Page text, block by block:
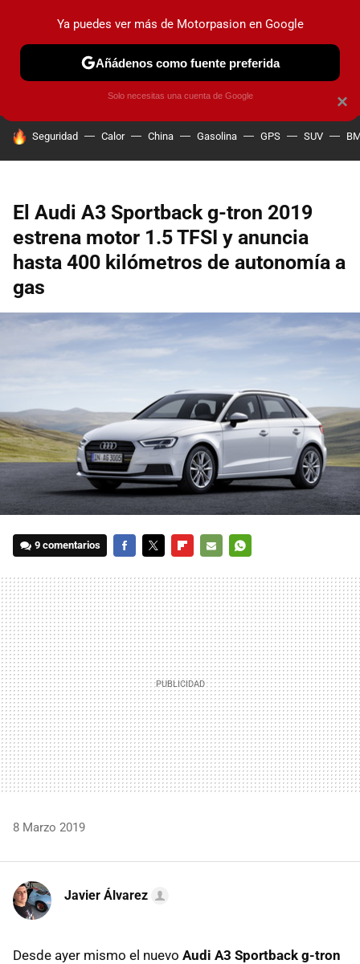
PRUEBAS COCHES ELÉCTRICOS OBSERVATORIO
HOY SE HABLA DE
Seguridad Calor China Gasolina GPS SUV
El Audi A3 Sportback g-tron 2019
estrena motor 1.5 TFSI y anuncia
hasta 400 kilómetros de autonomía a
gas
9 comentarios
MAIL
8 Marzo 2019
Javier Álvarez
Desde ayer mismo el nuevo Audi A3 Sportback g-tron
×
Ya puedes ver más de Motorpasion en Google
Añádenos como fuente preferida
Solo necesitas una cuenta de Google